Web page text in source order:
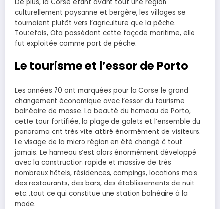
De plus, la Corse étant avant tout une région
culturellement paysanne et bergère, les villages se
tournaient plutôt vers l’agriculture que la pêche.
Toutefois, Ota possédant cette façade maritime, elle
fut exploitée comme port de pêche.
Le tourisme et l’essor de Porto
Les années 70 ont marquées pour la Corse le grand
changement économique avec l’essor du tourisme
balnéaire de masse. La beauté du hameau de Porto,
cette tour fortifiée, la plage de galets et l’ensemble du
panorama ont très vite attiré énormément de visiteurs.
Le visage de la micro région en été changé à tout
jamais. Le hameau s’est alors énormément développé
avec la construction rapide et massive de très
nombreux hôtels, résidences, campings, locations mais
des restaurants, des bars, des établissements de nuit
etc…tout ce qui constitue une station balnéaire à la
mode.